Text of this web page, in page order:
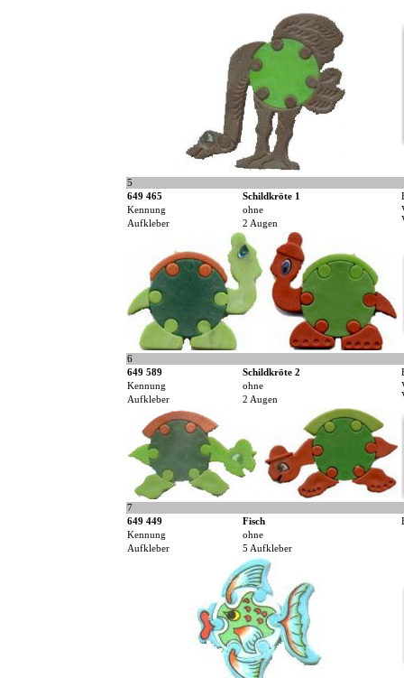
5
649 465
Schildkröte 1
Kennung
ohne
Aufkleber 2 Augen
6
649 589
Schildkröte 2
Kennung
ohne
Aufkleber 2 Augen
7
649 449
Fisch
Kennung
ohne
Aufkleber
5 Aufkleber